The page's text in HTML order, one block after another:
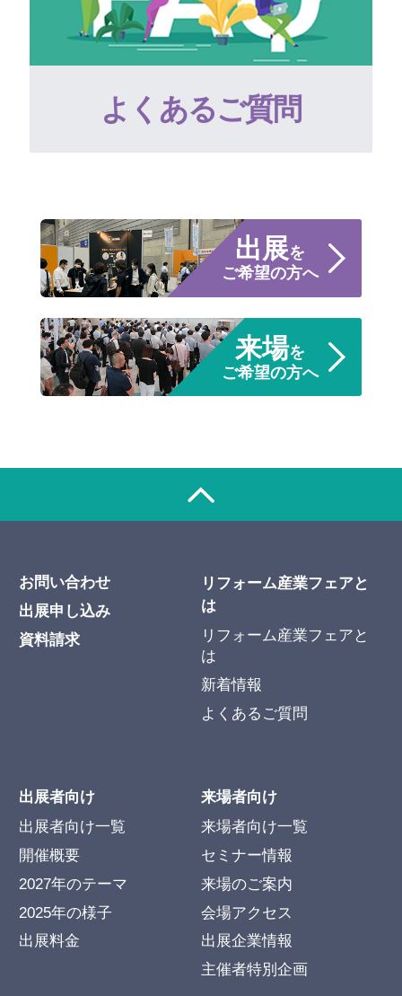
よくあるご質問
出展を
ご希望の方へ
来場を
ご希望の方へ
お問い合わせ
出展申し込み
資料請求
リフォーム産業フェアと
は
リフォーム産業フェアと
は
新着情報
よくあるご質問
出展者向け
出展者向け一覧
開催概要
2027年のテーマ
2025年の様子
出展料金
来場者向け
来場者向け一覧
セミナー情報
来場のご案内
会場アクセス
出展企業情報
主催者特別企画